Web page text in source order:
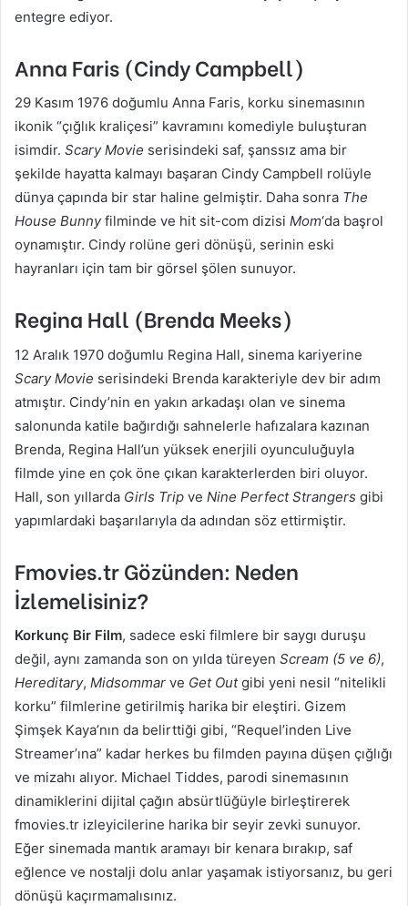
entegre ediyor.
Anna Faris (Cindy Campbell)
29 Kasım 1976 doğumlu Anna Faris, korku sinemasının
ikonik “çığlık kraliçesi” kavramını komediyle buluşturan
isimdir. Scary Movie serisindeki saf, şanssız ama bir
şekilde hayatta kalmayı başaran Cindy Campbell rolüyle
dünya çapında bir star haline gelmiştir. Daha sonra The
House Bunnyfilminde ve hit sit-com dizisi Mom‘da başrol
oynamıştır. Cindy rolüne geri dönüşü, serinin eski
hayranları için tam bir görsel şölen sunuyor.
Regina Hall (Brenda Meeks)
12 Aralık 1970 doğumlu Regina Hall, sinema kariyerine
Scary Movie serisindeki Brenda karakteriyle dev bir adım
atmıştır. Cindy’nin en yakın arkadaşı olan ve sinema
salonunda katile bağırdığı sahnelerle hafızalara kazınan
Brenda, Regina Hall’un yüksek enerjili oyunculuğuyla
filmde yine en çok öne çıkan karakterlerden biri oluyor.
Hall, son yıllarda Girls Trip ve Nine Perfect Strangers gibi
yapımlardaki başarılarıyla da adından söz ettirmiştir.
Fmovies.tr Gözünden: Neden
İzlemelisiniz?
Korkunç Bir Film, sadece eski filmlere bir saygı duruşu
değil, aynı zamanda son on yılda türeyen Scream (5 ve 6),
Hereditary, Midsommar ve Get Outgibi yeni nesil “nitelikli
korku” filmlerine getirilmiş harika bir eleştiri. Gizem
Şimşek Kaya’nın da belirttiği gibi, “Requel’inden Live
Streamer’ına” kadar herkes bu filmden payına düşen çığlığı
ve mizahı alıyor. Michael Tiddes, parodi sinemasının
dinamiklerini dijital çağın absürtlüğüyle birleştirerek
fmovies.tr izleyicilerine harika bir seyir zevki sunuyor.
Eğer sinemada mantık aramayı bir kenara bırakıp, saf
eğlence ve nostalji dolu anlar yaşamak istiyorsanız, bu geri
dönüşü kaçırmamalısınız.